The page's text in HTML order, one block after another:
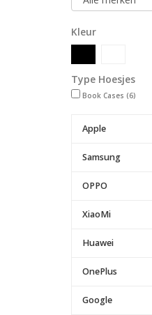
Kleur
Type Hoesjes
Book Cases (6)
Apple
Samsung
OPPO
XiaoMi
Huawei
OnePlus
Google